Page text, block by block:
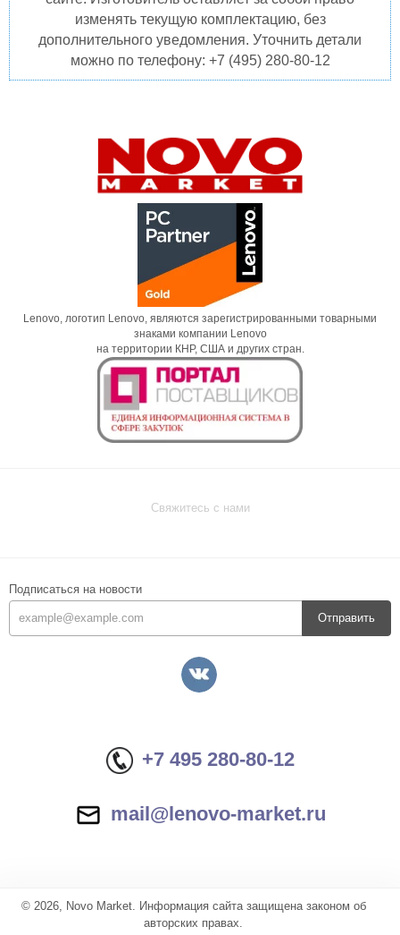
изменять текущую комплектацию, без
дополнительного уведомления. Уточнить детали
можно по телефону: +7 (495) 280-80-12
Lenovo, логотип Lenovo, являются зарегистрированными товарными
знаками компании Lenovo
на территории КНР, США и других стран.
Свяжитесь с нами
Подписаться на новости
Отправить
+7 495 280-80-12
mail@lenovo-market.ru
© 2026, Novo Market. Информация сайта защищена законом об
авторских правах.